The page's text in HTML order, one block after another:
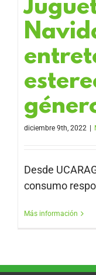
diciembre 9th, 2022
Desde
consumo
Más información